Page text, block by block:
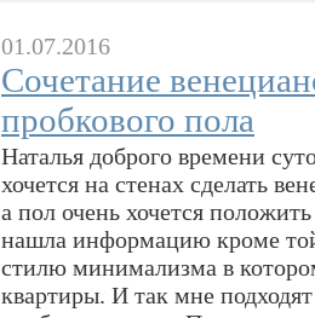
01.07.2016
Сочетание
пробкового пола
Наталья доброго времени
хочется на стенах сделать
а пол очень хочется
нашла информацию кроме
стилю минимализма в
квартиры. И так мне